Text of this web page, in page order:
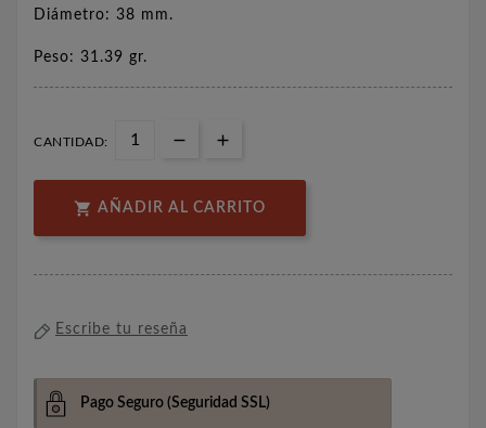
Diámetro: 38 mm.
Peso: 31.39 gr.
CANTIDAD:
 AÑADIR AL CARRITO
Escribe tu reseña
Pago Seguro (Seguridad SSL)